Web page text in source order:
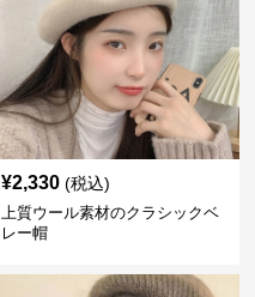
¥2,330 (税込)
上質ウール素材のクラシックベ
レー帽